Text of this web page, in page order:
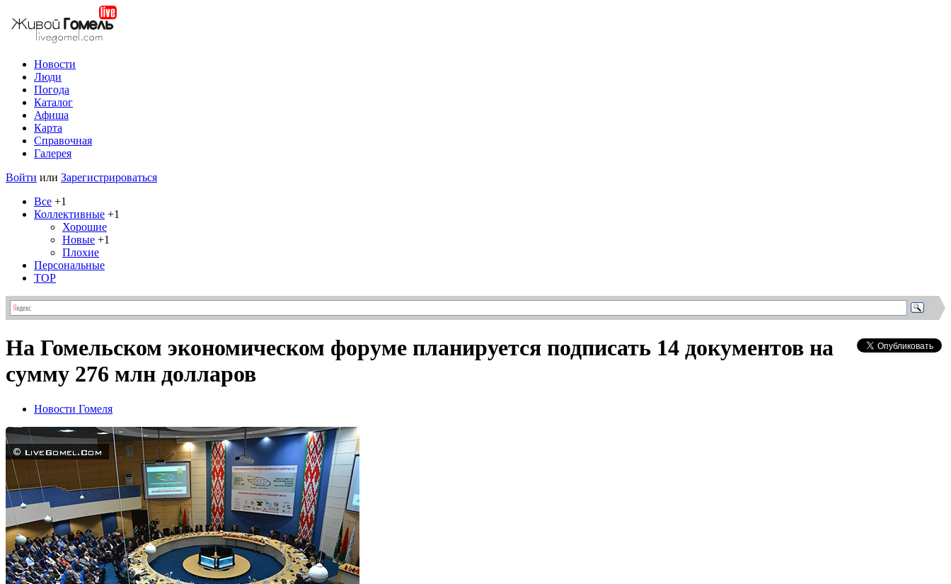
Новости
Люди
Погода
Каталог
Афиша
Карта
Справочная
Галерея
Войти или Зарегистрироваться
Все +1
Коллективные +1
Хорошие
Новые +1
Плохие
Персональные
TOP
На Гомельском экономическом форуме планируется подписать 14 документов на
сумму 276 млн долларов
Новости Гомеля